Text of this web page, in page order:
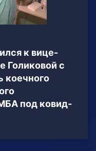
к вице-
Голиковой с
коечного
под ковид-